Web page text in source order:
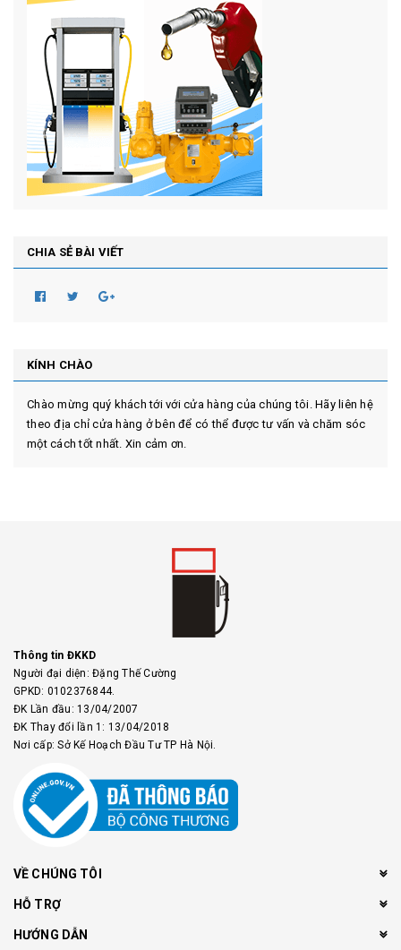
CHIA SẺ BÀI VIẾT
KÍNH CHÀO
Chào mừng quý khách tới với cửa hàng của chúng tôi. Hãy liên hệ
theo địa chỉ cửa hàng ở bên để có thể được tư vấn và chăm sóc
một cách tốt nhất. Xin cảm ơn.
Thông tin ĐKKD
Người đại diện: Đặng Thế Cường
GPKD: 0102376844.
ĐK Lần đầu: 13/04/2007
ĐK Thay đổi lần 1: 13/04/2018
Nơi cấp: Sở Kế Hoạch Đầu Tư TP Hà Nội.
VỀ CHÚNG TÔI
HỖ TRỢ
HƯỚNG DẪN